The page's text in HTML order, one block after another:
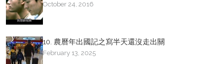
October 24, 2016
10. 農曆年出國記之寫半天還沒走出關
February 13, 2025